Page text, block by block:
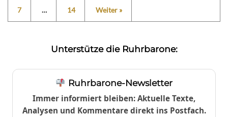
7 … 14 Weiter »
Unterstütze die Ruhrbarone:
Ruhrbarone-Newsletter
Immer informiert bleiben: Aktuelle Texte,
Analysen und Kommentare direkt ins Postfach.